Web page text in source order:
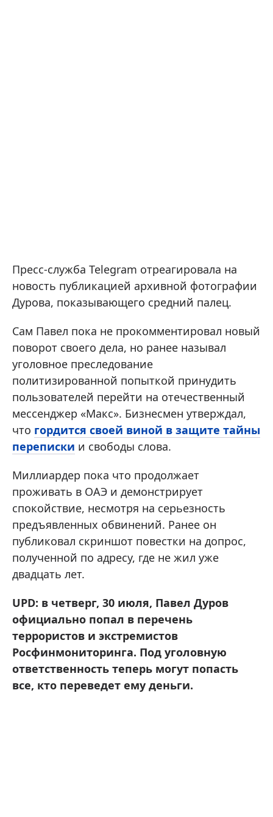
Пресс-служба Telegram отреагировала на
новость публикацией архивной фотографии
Дурова, показывающего средний палец .
Сам Павел пока не прокомментировал новый
поворот своего дела, но ранее называл
уголовное преследование
политизированной попыткой принудить
пользователей перейти на отечественный
мессенджер «Макс». Бизнесмен утверждал,
что гордится своей виной в защите тайны
переписки и свободы слова.
Миллиардер пока что продолжает
проживать в ОАЭ и демонстрирует
спокойствие, несмотря на серьезность
предъявленных обвинений. Ранее он
публиковал скриншот повестки на допрос,
полученной по адресу, где не жил уже
двадцать лет.
UPD: в четверг, 30 июля, Павел Дуров
официально попал в перечень
террористов и экстремистов
Росфинмониторинга . Под уголовную
ответственность теперь могут попасть
все, кто переведет ему деньги.